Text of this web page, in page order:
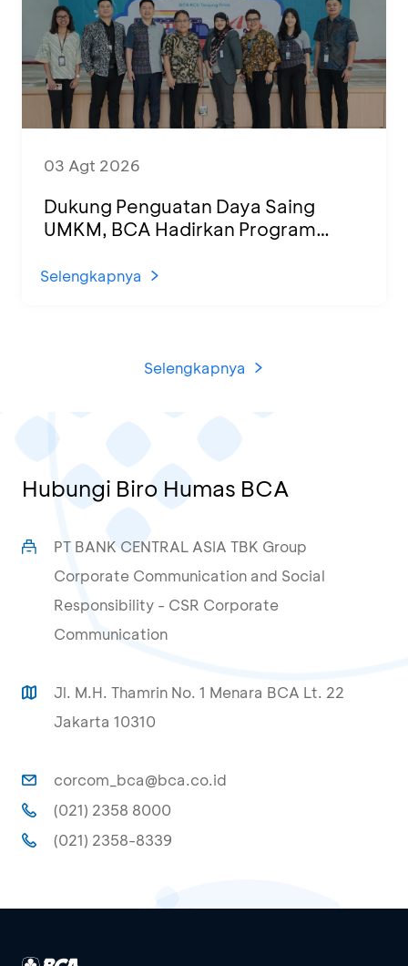
03 Agt 2026
Dukung Penguatan Daya Saing
UMKM, BCA Hadirkan Program
di KCU Tanjung Priok
Selengkapnya
Selengkapnya
Hubungi Biro Humas BCA
PT BANK CENTRAL ASIA TBK Group
Corporate Communication and Social
Responsibility - CSR Corporate
Communication
Jl. M.H. Thamrin No. 1 Menara BCA Lt. 22
Jakarta 10310
corcom_bca@bca.co.id
(021) 2358 8000
(021) 2358-8339